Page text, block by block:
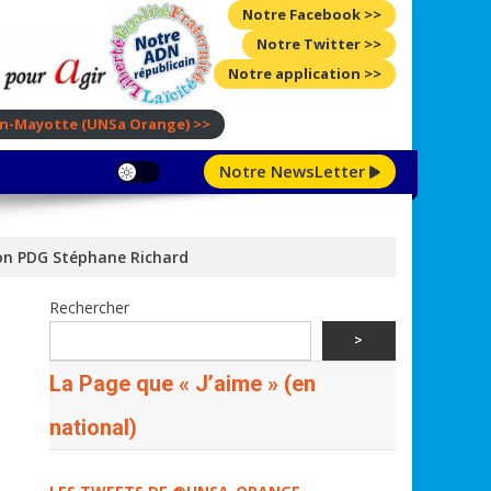
Notre Facebook >>
Notre Twitter >>
Notre application >>
Mayotte (UNSa Orange) >>
Notre NewsLetter
PDG Stéphane Richard
Rechercher
>
La Page que « J’aime » (en
national)